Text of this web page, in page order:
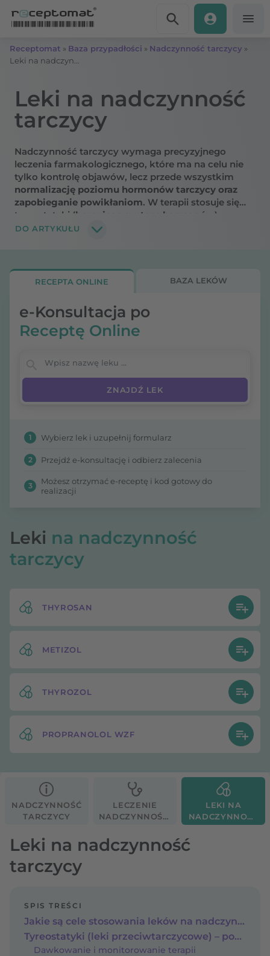
Receptomat » Baza przypadłości » Nadczynność tarczycy »
Leki na nadczynność
tarczycy
Nadczynność tarczycy wymaga precyzyjnego
leczenia farmakologicznego, które ma na celu nie
tylko kontrolę objawów, lecz przede wszystkim
normalizację poziomu hormonów tarczycy oraz
zapobieganie powikłaniom. W terapii stosuje się
tyreostatyki (hamujące syntezę hormonów ) oraz
leki objawowe (beta-blokery)
klinicznego pacjenta, oraz
regularnego
objawów
, co umożliwia także wczesne wykrycie
ewentualnych działań niepożądanych.
DO ARTYKUŁU
RECEPTA ONLINE BAZA LEKÓW
e-Konsultacja po
Receptę Online
Wpisz nazwę leku
1 Wybierz lek i uzupełnij formularz
2 Przejdź e-konsultację i odbierz zalecenia
3
Możesz otrzymać e-receptę i kod gotowy do
realizacji
Leki na nadczynność
tarczycy
THYROSAN
METIZOL
THYROZOL
PROPRANOLOL WZF
NADCZYNNOŚĆ
TARCZYCY
LECZENIE
NADCZYNNOŚCI
LEKI NA
NADCZYNNOŚĆ
TARCZYCY
Leki na nadczynność
tarczycy
SPIS TREŚCI
Jakie są cele stosowania leków na nadczynność tarczycy?
Tyreostatyki (leki przeciwtarczycowe) – podstawa leczenia nadczynności
Dawkowanie i monitorowanie terapii